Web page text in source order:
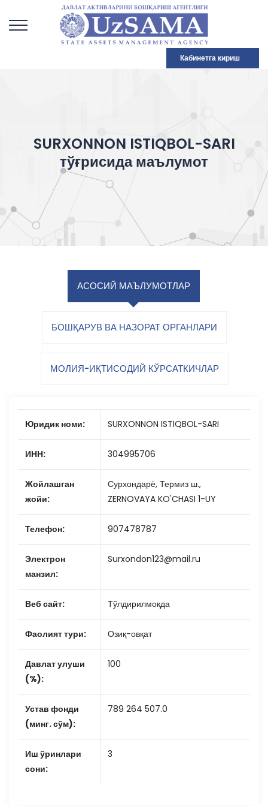
Кабинетга кириш
SURXONNON ISTIQBOL-SARI
тўғрисида маълумот
АСОСИЙ МАЪЛУМОТЛАР
БОШҚАРУВ ВА НАЗОРАТ ОРГАНЛАРИ
МОЛИЯ-ИҚТИСОДИЙ КЎРСАТКИЧЛАР
Юридик номи: SURXONNON ISTIQBOL-SARI
ИНН: 304995706
Жойлашган
жойи:
Сурхондарё, Термиз ш.,
ZERNOVAYA KO'CHASI 1-UY
Телефон: 907478787
Электрон
манзил:
Surxondon123@mail.ru
Веб сайт: Тўлдирилмоқда
Фаолият тури: Озиқ-овқат
Давлат улуши
(%):
100
Устав фонди
(минг. сўм):
789 264 507.0
Иш ўринлари
сони:
3